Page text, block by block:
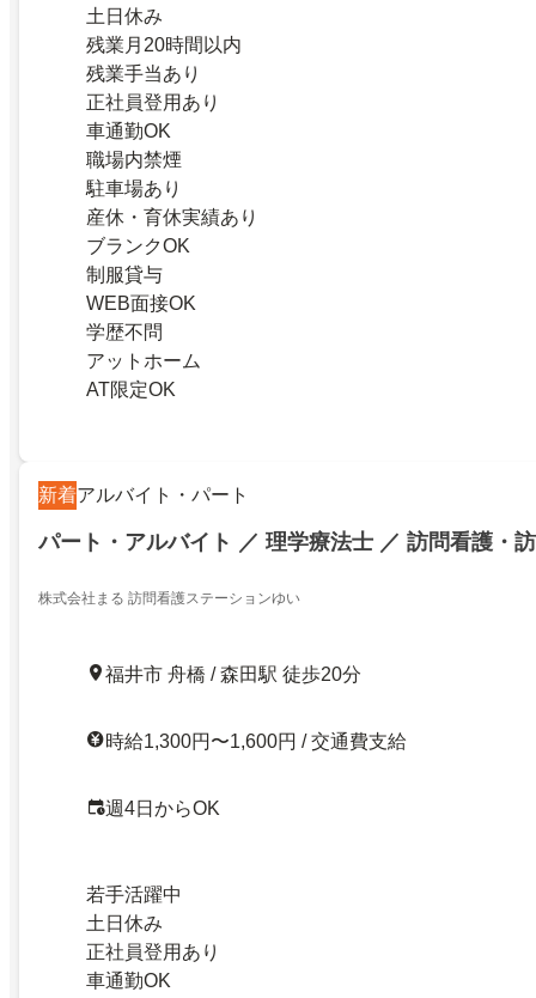
土日休み
残業月20時間以内
残業手当あり
正社員登用あり
車通勤OK
職場内禁煙
駐車場あり
産休・育休実績あり
ブランクOK
制服貸与
WEB面接OK
学歴不問
アットホーム
AT限定OK
新着アルバイト・パート
パート・アルバイト ／ 理学療法士 ／ 訪問看護・
株式会社まる 訪問看護ステーションゆい
福井市 舟橋 / 森田駅 徒歩20分
時給1,300円〜1,600円 / 交通費支給
週4日からOK
若手活躍中
土日休み
正社員登用あり
車通勤OK